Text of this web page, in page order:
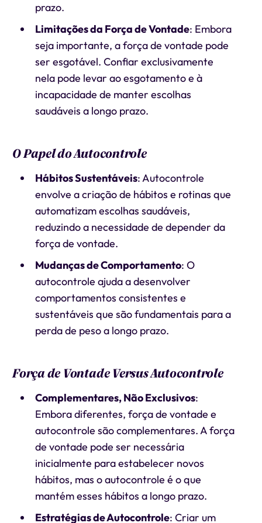
prazo.
Limitações da Força de Vontade: Embora
seja importante, a força de vontade pode
ser esgotável. Confiar exclusivamente
nela pode levar ao esgotamento e à
incapacidade de manter escolhas
saudáveis a longo prazo.
O Papel do Autocontrole
Hábitos Sustentáveis: Autocontrole
envolve a criação de hábitos e rotinas que
automatizam escolhas saudáveis,
reduzindo a necessidade de depender da
força de vontade.
Mudanças de Comportamento: O
autocontrole ajuda a desenvolver
comportamentos consistentes e
sustentáveis que são fundamentais para a
perda de peso a longo prazo.
Força de Vontade Versus Autocontrole
Complementares, Não Exclusivos:
Embora diferentes, força de vontade e
autocontrole são complementares. A força
de vontade pode ser necessária
inicialmente para estabelecer novos
hábitos, mas o autocontrole é o que
mantém esses hábitos a longo prazo.
Estratégias de Autocontrole: Criar um